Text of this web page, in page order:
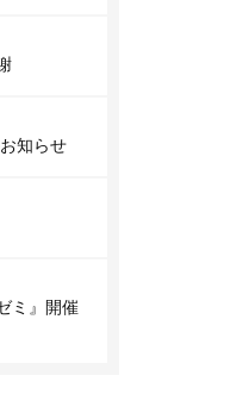
知らせ
ミ』開催